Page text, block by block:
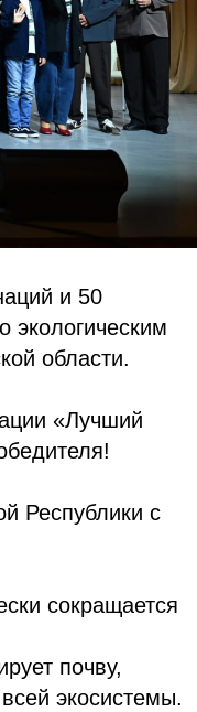
и 50
экологическим
области.
«Лучший
Республики с
сокращается
почву,
экосистемы.